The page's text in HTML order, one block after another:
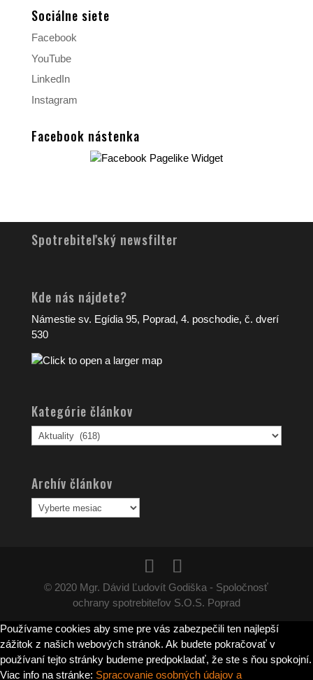
Sociálne siete
Facebook
YouTube
LinkedIn
Instagram
Facebook nástenka
Spotrebiteľský newsfilter
Kde nás nájdete?
Námestie sv. Egídia 95, Poprad, 4. poschodie, č. dverí
530
Kategórie článkov
Kategórie
článkov
Archív článkov
Archív
článkov
© 2020 Mgr. Dávid Ľudovít Godiška - Spoločnosť
ochrany spotrebiteľov S.O.S. Poprad
Používame cookies aby sme pre vás zabezpečili ten najlepší
zážitok z našich webových stránok. Ak budete pokračovať v
používaní tejto stránky budeme predpokladať, že ste s ňou spokojní.
Viac info na stránke: Spracovanie osobných údajov a